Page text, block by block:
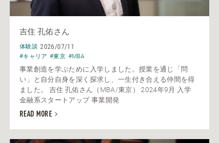
吉住 孔佑さん
体験談 2026/07/11
#キャリア #東京 #MBA
事業創造を学ぶために入学しました。授業を通じ「問
い」と自分自身を深く探求し、一生付き合える仲間を得
ました。 吉住 孔佑さん（MBA/東京） 2024年9月 入学
金融系スタートアップ 事業開発
READ MORE